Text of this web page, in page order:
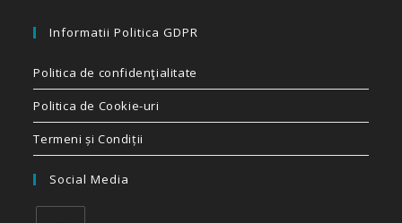
Informatii Politica GDPR
Politica de confidenţialitate
Politica de Cookie-uri
Termeni și Condiții
Social Media